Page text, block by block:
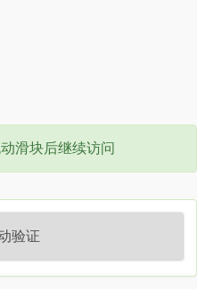
滑块后继续访问
验证